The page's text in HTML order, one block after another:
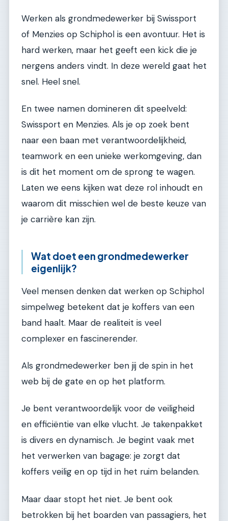
Werken als grondmedewerker bij Swissport
of Menzies op Schiphol is een avontuur. Het is
hard werken, maar het geeft een kick die je
nergens anders vindt. In deze wereld gaat het
snel. Heel snel.
En twee namen domineren dit speelveld:
Swissport en Menzies. Als je op zoek bent
naar een baan met verantwoordelijkheid,
teamwork en een unieke werkomgeving, dan
is dit het moment om de sprong te wagen.
Laten we eens kijken wat deze rol inhoudt en
waarom dit misschien wel de beste keuze van
je carrière kan zijn.
Wat doet een grondmedewerker
eigenlijk?
Veel mensen denken dat werken op Schiphol
simpelweg betekent dat je koffers van een
band haalt. Maar de realiteit is veel
complexer en fascinerender.
Als grondmedewerker ben jij de spin in het
web bij de gate en op het platform.
Je bent verantwoordelijk voor de veiligheid
en efficiëntie van elke vlucht. Je takenpakket
is divers en dynamisch. Je begint vaak met
het verwerken van bagage: je zorgt dat
koffers veilig en op tijd in het ruim belanden.
Maar daar stopt het niet. Je bent ook
betrokken bij het boarden van passagiers, het